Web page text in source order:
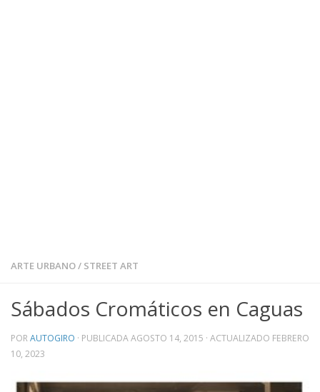
ARTE URBANO/ STREET ART
Sábados Cromáticos en Caguas
PORAUTOGIRO · PUBLICADAAGOSTO 14, 2015 · ACTUALIZADO FEBRERO
10, 2023